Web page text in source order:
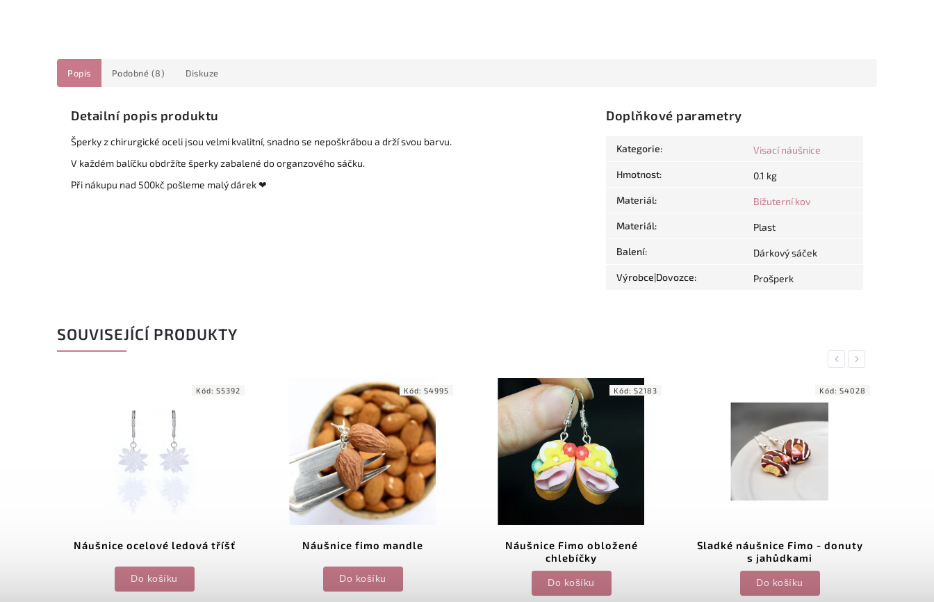
Popis Podobné (8) Diskuze
Detailní popis produktu
Šperky z chirurgické oceli jsou velmi kvalitní, snadno se nepoškrábou a drží svou barvu.
V každém balíčku obdržíte šperky zabalené do organzového sáčku.
Při nákupu nad 500kč pošleme malý dárek ❤
Doplňkové parametry
Kategorie: Visací náušnice
Hmotnost: 0.1 kg
Materiál: Bižuterní kov
Materiál: Plast
Balení: Dárkový sáček
Výrobce|Dovozce: Prošperk
SOUVISEJÍCÍ PRODUKTY
Previous
Náušnice ocelové ledová tříšť
Do košíku
Kód: S5392
Náušnice fimo mandle
Do košíku
Kód: S4995
Náušnice Fimo obložené
chlebíčky
Do košíku
Kód: S2183
Sladké náušnice Fimo - donuty
s jahůdkami
Do košíku
Kód: S4028
Next